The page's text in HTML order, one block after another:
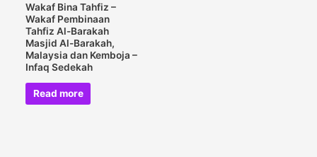
Wakaf Bina Tahfiz –
Wakaf Pembinaan
Tahfiz Al-Barakah
Masjid Al-Barakah,
Malaysia dan Kemboja –
Infaq Sedekah
Read more